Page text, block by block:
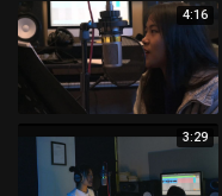
4:16
3:29